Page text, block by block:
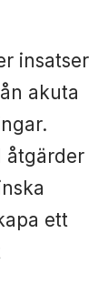
insatser
akuta
åtgärder
ett